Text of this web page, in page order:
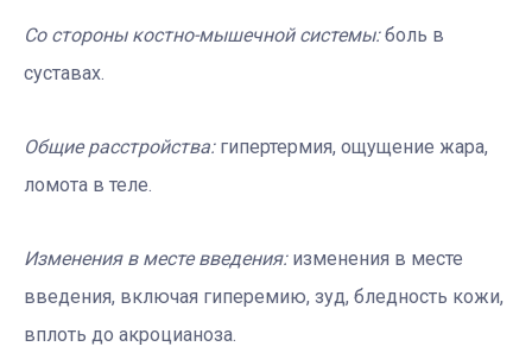
Со стороны костно-мышечной системы:боль в
суставах.
Общие расстройства:гипертермия, ощущение жара,
ломота в теле.
Изменения в месте введения:изменения в месте
введения, включая гиперемию, зуд, бледность кожи,
вплоть до акроцианоза.